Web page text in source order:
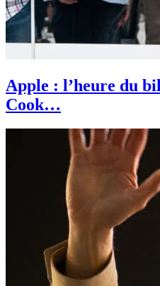
Apple : l’heure du
Cook…